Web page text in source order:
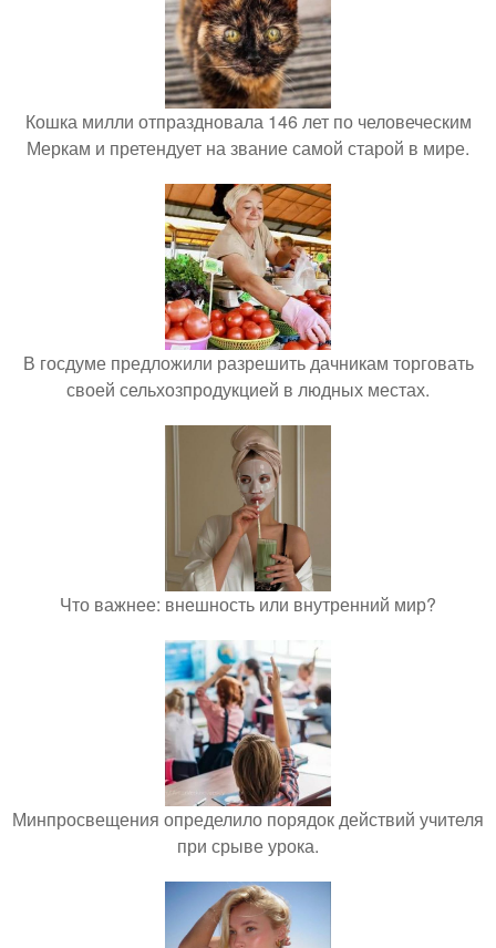
Кошка милли отпраздновала 146 лет по человеческим
Меркам и претендует на звание самой старой в мире.
В госдуме предложили разрешить дачникам торговать
своей сельхозпродукцией в людных местах.
Что важнее: внешность или внутренний мир?
Минпросвещения определило порядок действий учителя
при срыве урока.